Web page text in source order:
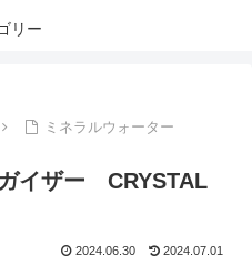
リー
ミネラルウォーター
イザー CRYSTAL
2024.06.30 2024.07.01